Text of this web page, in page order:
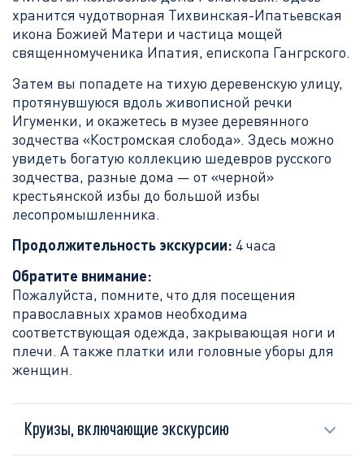
хранится чудотворная Тихвинская-Ипатьевская
икона Божией Матери и частица мощей
священномученика Ипатия, епископа Гангрского.
Затем вы попадете на тихую деревенскую улицу,
протянувшуюся вдоль живописной речки
Игуменки, и окажетесь в музее деревянного
зодчества «Костромская слобода». Здесь можно
увидеть богатую коллекцию шедевров русского
зодчества, разные дома — от «черной»
крестьянской избы до большой избы
лесопромышленника.
Продолжительность экскурсии: 4 часа
Обратите внимание:
Пожалуйста, помните, что для посещения
православных храмов необходима
соответствующая одежда, закрывающая ноги и
плечи. А также платки или головные уборы для
женщин.
Круизы, включающие экскурсию